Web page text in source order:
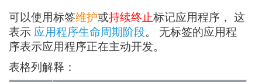
可以使用标签维护或持续终止标记应用程序， 这
表示 应用程序生命周期阶段。 无标签的应用程
序表示应用程序正在主动开发。
表格列解释：